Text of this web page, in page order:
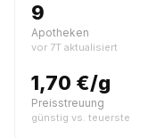
9
Apotheken
vor 7T aktualisiert
1,70 €/g
Preisstreuung
günstig vs. teuerste